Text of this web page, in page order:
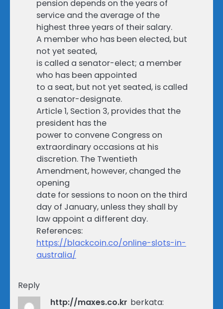
pension depends on the years of
service and the average of the
highest three years of their salary.
A member who has been elected, but
not yet seated,
is called a senator-elect; a member
who has been appointed
to a seat, but not yet seated, is called
a senator-designate.
Article 1, Section 3, provides that the
president has the
power to convene Congress on
extraordinary occasions at his
discretion. The Twentieth
Amendment, however, changed the
opening
date for sessions to noon on the third
day of January, unless they shall by
law appoint a different day.
References:
https://blackcoin.co/online-slots-in-
australia/
Reply
http://maxes.co.kr berkata: